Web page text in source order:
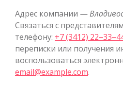
Адрес компании —
Связаться с
телефону: +7 (3412)
переписки или получения
воспользоваться
email@example.com.